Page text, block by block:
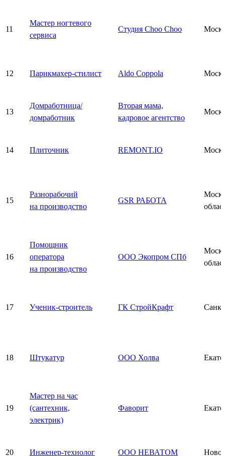
11
Мастер ногтевого
сервиса
Студия Choo Choo
12 Парикмахер-стилист Aldo Coppola
13
Домработница/
домработник
Вторая мама,
кадровое агентство
14 Плиточник REMONT.IO
15
Разнорабочий
на производство
GSR РАБОТА
16
Помощник
оператора
на производство
ООО Экопром СПб
17 Ученик-строитель ГК СтройКрафт
18 Штукатур ООО Холва
19
Мастер на час
(сантехник,
электрик)
Фаворит
20 Инженер-технолог ООО НЕВАТОМ